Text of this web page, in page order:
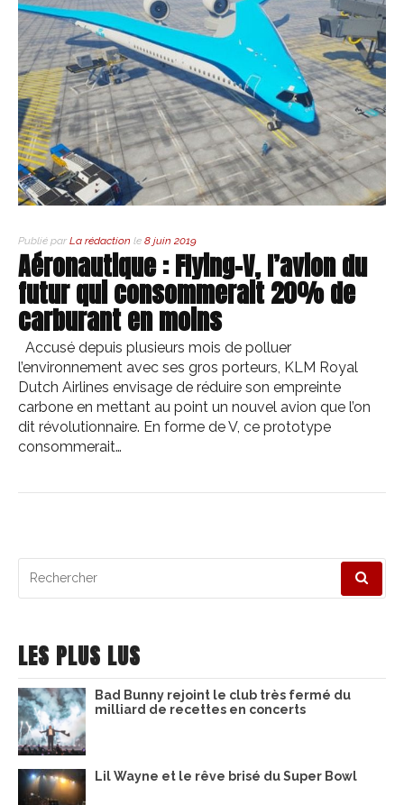
Publié par La rédaction le 8 juin 2019
Aéronautique : Flying-V, l’avion du
futur qui consommerait 20% de
carburant en moins
Accusé depuis plusieurs mois de polluer
l’environnement avec ses gros porteurs, KLM Royal
Dutch Airlines envisage de réduire son empreinte
carbone en mettant au point un nouvel avion que l’on
dit révolutionnaire. En forme de V, ce prototype
consommerait…
pour
LES PLUS LUS
Bad Bunny rejoint le club très fermé du
milliard de recettes en concerts
Lil Wayne et le rêve brisé du Super Bowl